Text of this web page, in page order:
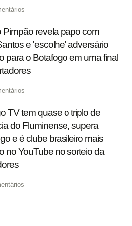
Pimpão revela papo com
e 'escolhe' adversário
para o Botafogo em uma final
TV tem quase o triplo de
do Fluminense, supera
e é clube brasileiro mais
no YouTube no sorteio da